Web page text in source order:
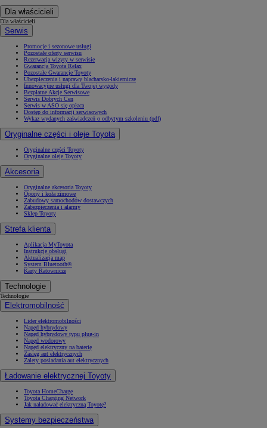
Dla właścicieli
Dla właścicieli
Serwis
Promocje i sezonowe usługi
Pozostałe oferty serwisu
Rezerwacja wizyty w serwisie
Gwarancja Toyota Relax
Pozostałe Gwarancje Toyoty
Ubezpieczenia i naprawy blacharsko-lakiernicze
Innowacyjne usługi dla Twojej wygody
Bezpłatne Akcje Serwisowe
Serwis Dobrych Cen
Serwis w ASO się opłaca
Dostęp do informacji serwisowych
Wykaz wydanych zaświadczeń o odbytym szkoleniu (pdf)
Oryginalne części i oleje Toyota
Oryginalne części Toyoty
Oryginalne oleje Toyoty
Akcesoria
Oryginalne akcesoria Toyoty
Opony i koła zimowe
Zabudowy samochodów dostawczych
Zabezpieczenia i alarmy
Sklep Toyoty
Strefa klienta
Aplikacja MyToyota
Instrukcje obsługi
Aktualizacja map
System Bluetooth®
Karty Ratownicze
Technologie
Technologie
Elektromobilność
Lider elektromobilności
Napęd hybrydowy
Napęd hybrydowy typu plug-in
Napęd wodorowy
Napęd elektryczny na baterię
Zasięg aut elektrycznych
Zalety posiadania aut elektrycznych
Ładowanie elektrycznej Toyoty
Toyota HomeCharge
Toyota Charging Network
Jak naładować elektryczną Toyotę?
Systemy bezpieczeństwa